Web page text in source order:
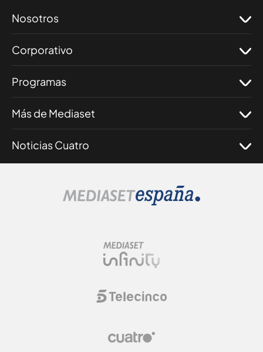
Nosotros
Corporativo
Programas
Más de Mediaset
Noticias Cuatro